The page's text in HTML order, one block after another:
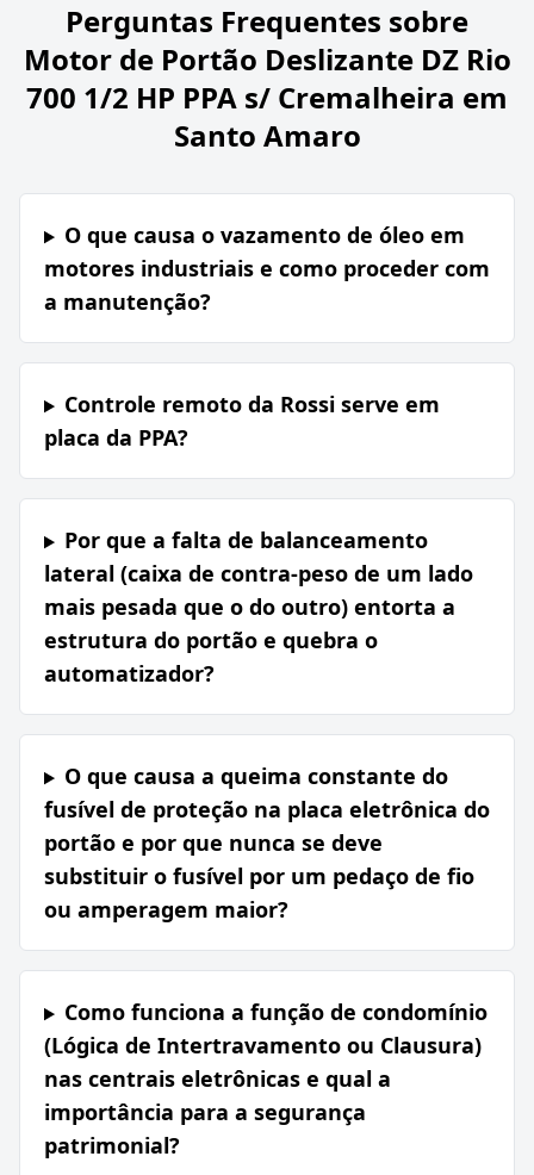
Perguntas Frequentes sobre
Motor de Portão Deslizante DZ Rio
700 1/2 HP PPA s/ Cremalheira em
Santo Amaro
O que causa o vazamento de óleo em
motores industriais e como proceder com
a manutenção?
Controle remoto da Rossi serve em
placa da PPA?
Por que a falta de balanceamento
lateral (caixa de contra-peso de um lado
mais pesada que o do outro) entorta a
estrutura do portão e quebra o
automatizador?
O que causa a queima constante do
fusível de proteção na placa eletrônica do
portão e por que nunca se deve
substituir o fusível por um pedaço de fio
ou amperagem maior?
Como funciona a função de condomínio
(Lógica de Intertravamento ou Clausura)
nas centrais eletrônicas e qual a
importância para a segurança
patrimonial?